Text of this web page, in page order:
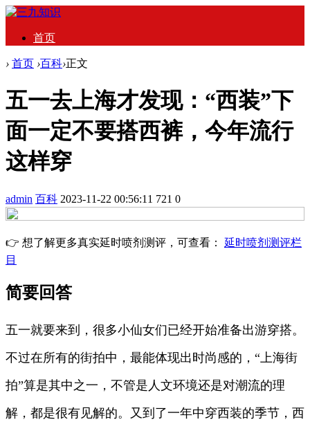
首页
› 首页 ›百科›正文
五一去上海才发现：“西装”下
面一定不要搭西裤，今年流行
这样穿
admin 百科 2023-11-22 00:56:11 721 0
👉 想了解更多真实延时喷剂测评，可查看： 延时喷剂测评栏
目
简要回答
五一就要来到，很多小仙女们已经开始准备出游穿搭。
不过在所有的街拍中，最能体现出时尚感的，“上海街
拍”算是其中之一，不管是人文环境还是对潮流的理
解，都是很有见解的。又到了一年中穿西装的季节，西